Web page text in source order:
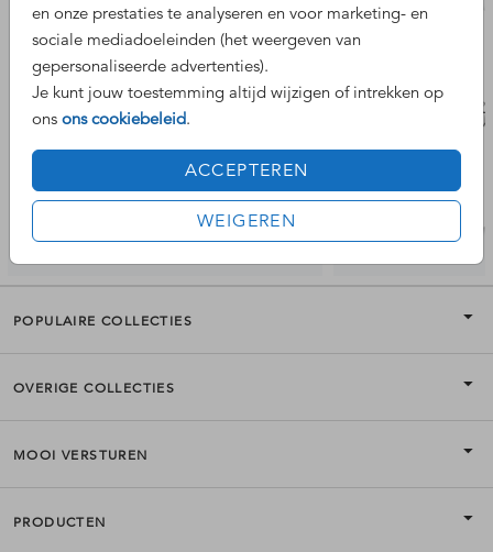
en onze prestaties te analyseren en voor marketing- en
sociale mediadoeleinden (het weergeven van
gepersonaliseerde advertenties).
Je kunt jouw toestemming altijd wijzigen of intrekken op
ons ons cookiebeleid.
ACCEPTEREN
WEIGEREN
POPULAIRE COLLECTIES
OVERIGE COLLECTIES
MOOI VERSTUREN
PRODUCTEN